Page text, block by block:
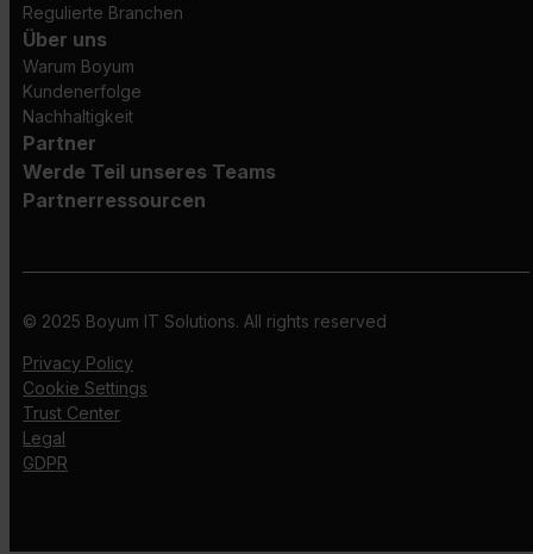
Regulierte Branchen
Über uns
Warum Boyum
Kundenerfolge
Nachhaltigkeit
Partner
Werde Teil unseres Teams
Partnerressourcen
© 2025 Boyum IT Solutions. All rights reserved
Privacy Policy
Cookie Settings
Trust Center
Legal
GDPR